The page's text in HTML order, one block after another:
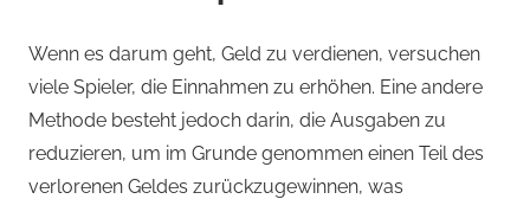
Wenn es darum geht, Geld zu verdienen, versuchen
viele Spieler, die Einnahmen zu erhöhen. Eine andere
Methode besteht jedoch darin, die Ausgaben zu
reduzieren, um im Grunde genommen einen Teil des
verlorenen Geldes zurückzugewinnen, was